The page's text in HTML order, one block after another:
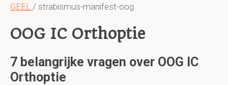
GEEL / strabismus-manifest-oog
OOG IC Orthoptie
7 belangrijke vragen over OOG IC
Orthoptie